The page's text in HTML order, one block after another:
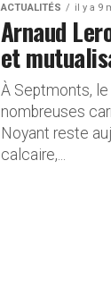
ACTUALITÉS il y a 9
Arnaud
et
À Septmonts,
nombreuses
Noyant reste
calcaire,...